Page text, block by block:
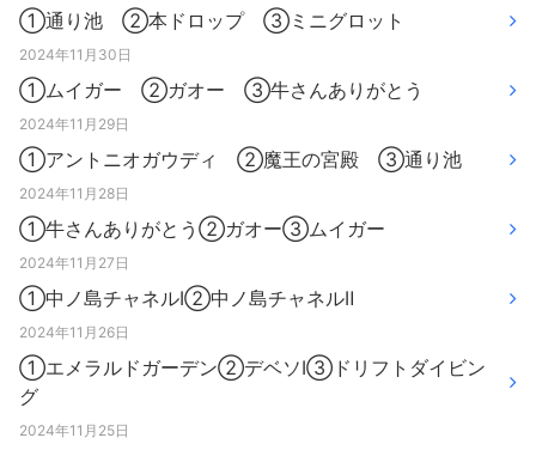
①通り池 ②本ドロップ ③ミニグロット
2024年11月30日
①ムイガー ②ガオー ③牛さんありがとう
2024年11月29日
①アントニオガウディ ②魔王の宮殿 ③通り池
2024年11月28日
①牛さんありがとう②ガオー③ムイガー
2024年11月27日
①中ノ島チャネルⅠ②中ノ島チャネルⅡ
2024年11月26日
①エメラルドガーデン②デベソⅠ③ドリフトダイビン
グ
2024年11月25日